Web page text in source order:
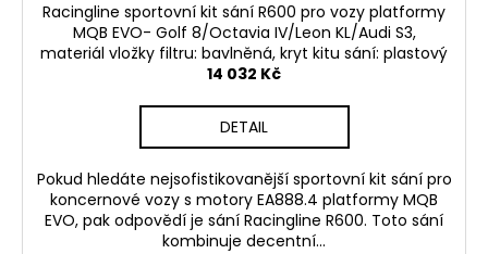
Racingline sportovní kit sání R600 pro vozy platformy
MQB EVO- Golf 8/Octavia IV/Leon KL/Audi S3,
materiál vložky filtru: bavlněná, kryt kitu sání: plastový
14 032 Kč
DETAIL
Pokud hledáte nejsofistikovanější sportovní kit sání pro
koncernové vozy s motory EA888.4 platformy MQB
EVO, pak odpovědí je sání Racingline R600. Toto sání
kombinuje decentní...